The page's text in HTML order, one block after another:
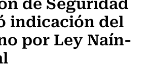
indicación del
por Ley Naín-